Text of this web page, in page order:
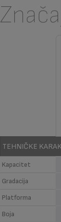
TEHNIČKE
Kapacitet
Gradacija
Platforma
Boja